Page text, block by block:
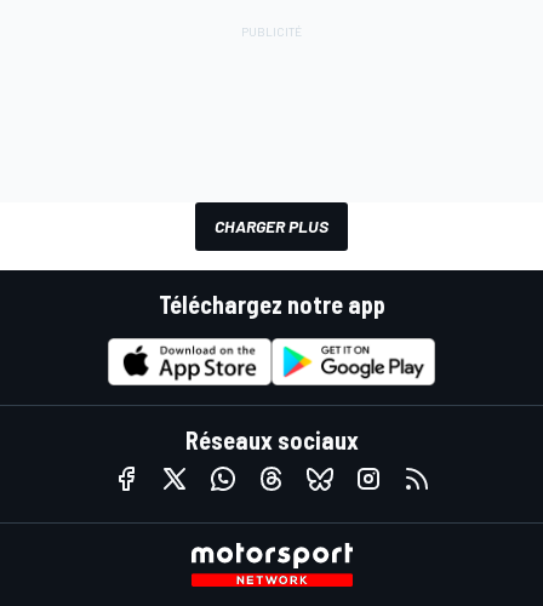
CHARGER PLUS
Téléchargez notre app
Réseaux sociaux